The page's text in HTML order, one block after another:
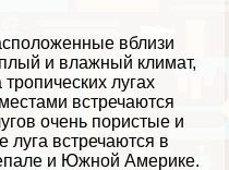
вблизи
и влажный климат,
лугах
встречаются
очень пористые и
луга встречаются в
и Южной Америке.